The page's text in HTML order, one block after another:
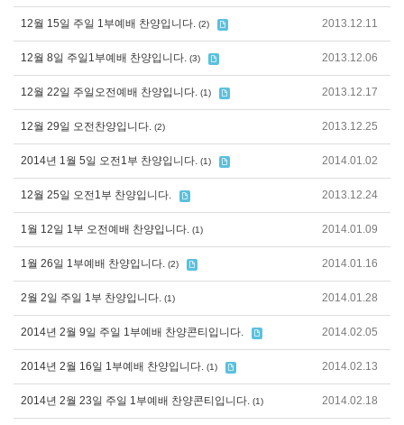
12월 15일 주일 1부예배 찬양입니다. (2) 2013.12.11
12월 8일 주일1부예배 찬양입니다. (3) 2013.12.06
12월 22일 주일오전예배 찬양입니다. (1) 2013.12.17
12월 29일 오전찬양입니다. (2) 2013.12.25
2014년 1월 5일 오전1부 찬양입니다. (1) 2014.01.02
12월 25일 오전1부 찬양입니다. 2013.12.24
1월 12일 1부 오전예배 찬양입니다. (1) 2014.01.09
1월 26일 1부예배 찬양입니다. (2) 2014.01.16
2월 2일 주일 1부 찬양입니다. (1) 2014.01.28
2014년 2월 9일 주일 1부예배 찬양콘티입니다. 2014.02.05
2014년 2월 16일 1부예배 찬양입니다. (1) 2014.02.13
2014년 2월 23일 주일 1부예배 찬양콘티입니다. (1) 2014.02.18